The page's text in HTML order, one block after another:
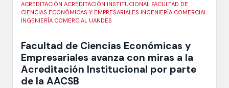
ACREDITACIÓN ACREDITACIÓN INSTITUCIONAL FACULTAD DE
CIENCIAS ECONÓMICAS Y EMPRESARIALES INGENIERÍA COMERCIAL
INGENIERÍA COMERCIAL UANDES
Facultad de Ciencias Económicas y
Empresariales avanza con miras a la
Acreditación Institucional por parte
de la AACSB